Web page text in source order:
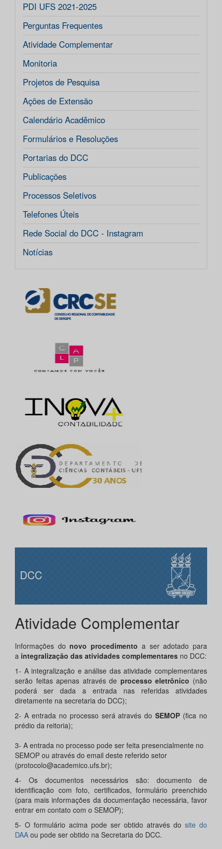
PDI UFS 2021-2025
Perguntas Frequentes
Atividade Complementar
Monitoria
Projetos de Pesquisa
Ações de Extensão
Calendário Acadêmico
Formulários e Resoluções
Portarias do DCC
Publicações
Processos Seletivos
Telefones Úteis
Rede Social do DCC - Instagram
Notícias
DCC
Atividade Complementar
Informações do novo procedimento a ser adotado para
a integralização das atividades complementares no DCC:
1- A integralização e análise das atividade complementares
serão feitas apenas através de processo eletrônico (não
poderá ser dada a entrada nas referidas atividades
diretamente na secretaria do DCC);
2- A entrada no processo será através doSEMOP (fica no
prédio da reitoria);
3- A entrada no processo pode ser feita presencialmente no
SEMOP ou através do email deste referido setor
(protocolo@academico.ufs.br);
4- Os documentos necessários são: documento de
identificação com foto, certificados, formulário preenchido
(para mais informações da documentação necessária, favor
entrar em contato com o SEMOP);
5- O formulário acima pode ser obtido através do site do
DAA ou pode ser obtido na Secretaria do DCC.